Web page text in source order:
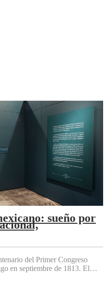
sueño por
del Primer Congreso
en septiembre de 1813. El…